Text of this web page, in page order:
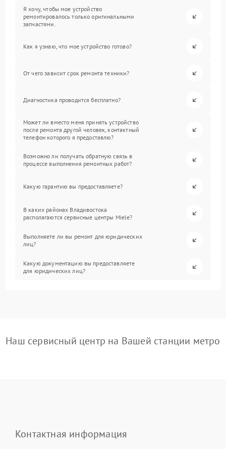
Я хочу, чтобы мое устройство
ремонтировалось только оригинальными
запчастями.
Как я узнаю, что мое устройство готово?
От чего зависит срок ремонта техники?
Диагностика проводится бесплатно?
Может ли вместо меня принять устройство
после ремонта другой человек, контактный
телефон которого я предоставлю?
Возможно ли получать обратную связь в
процессе выполнения ремонтных работ?
Какую гарантию вы предоставляете?
В каких районах Владивостока
располагаются сервисные центры Miele?
Выполняете ли вы ремонт для юридических
лиц?
Какую документацию вы предоставляете
для юридических лиц?
Наш сервисный центр на Вашей станции метро
Контактная информация